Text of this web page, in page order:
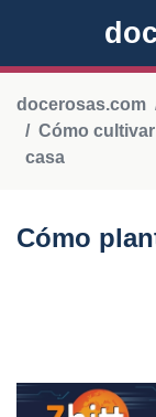
docerosas.com
Cómo
casa
Cómo